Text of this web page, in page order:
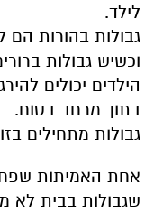
לילד.
גבולות בהורות
וכשיש גבולות
הילדים יכולים
בתוך מרחב בטוח.
גבולות מתחילים
אחת האמיתות
שגבולות בבית לא